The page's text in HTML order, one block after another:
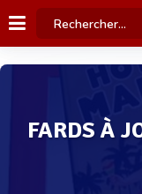
FARDS À